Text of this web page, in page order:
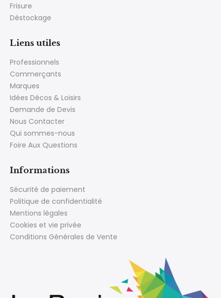
Frisure
Déstockage
Liens utiles
Professionnels
Commerçants
Marques
Idées Décos & Loisirs
Demande de Devis
Nous Contacter
Qui sommes-nous
Foire Aux Questions
Informations
Sécurité de paiement
Politique de confidentialité
Mentions légales
Cookies et vie privée
Conditions Générales de Vente